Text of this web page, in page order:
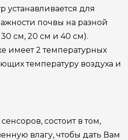
устанавливается для
почвы на разной
30 см, 20 см и 40 см).
имеет 2 температурных
температуру воздуха и
состоит в том,
влагу, чтобы дать Вам